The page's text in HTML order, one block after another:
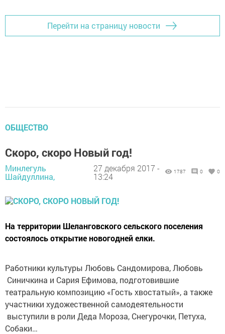
Перейти на страницу новости
ОБЩЕСТВО
Скоро, скоро Новый год!
Минлегуль
Шайдуллина,
27 декабря 2017 -
13:24
1787 0 0
На территории Шеланговского сельского поселения
состоялось открытие новогодней елки.
Работники культуры Любовь Сандомирова, Любовь
Синичкина и Сария Ефимова, подготовившие
театральную композицию «Гость хвостатый», а также
участники художественной самодеятельности
выступили в роли Деда Мороза, Снегурочки, Петуха,
Собаки…